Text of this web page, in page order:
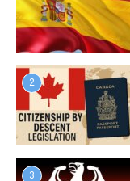
2
3